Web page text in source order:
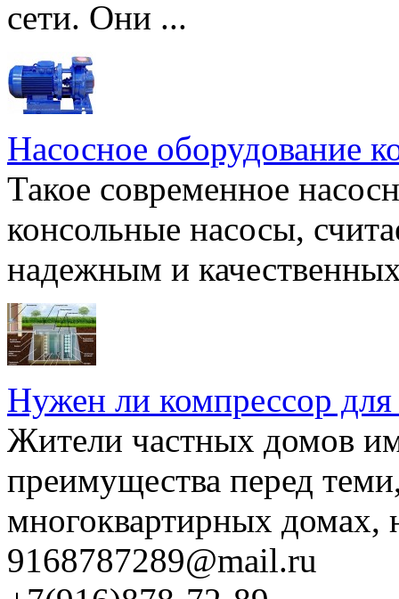
сети. Они ...
Насосное оборудование
Такое современное
консольные насосы,
надежным и
Нужен ли компрессор для
Жители частных домов
преимущества перед
многоквартирных домах,
9168787289@mail.ru